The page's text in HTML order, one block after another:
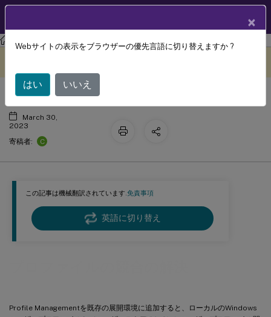
Profile Management Profile Management 2212
この記事は機械翻訳されています.免責事項
英語に切り替え
Profile Managementを既存の展開環境に追加すると、ローカルのWindows
プロファイルの競合の解決
March 30,
2023
寄稿者:
C
×
Webサイトの表示をブラウザーの優先言語に切り替えますか ?
はい いいえ